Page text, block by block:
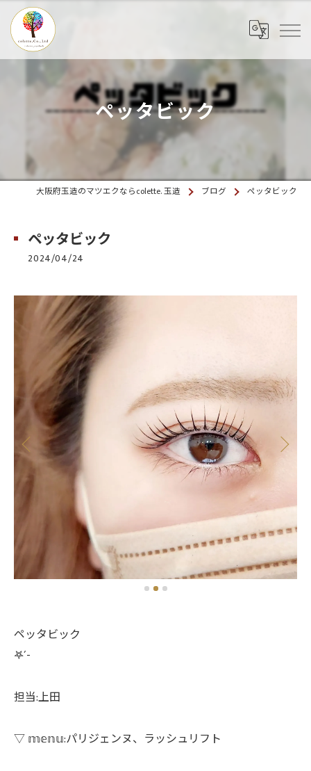
ペッタビック
大阪府玉造のマツエクならcolette. 玉造 ブログ ペッタビック
ペッタビック
2024/04/24
ペッタビック
𖤐´-
担当:上田
▽ 𝕞𝕖𝕟𝕦:パリジェンヌ、ラッシュリフト